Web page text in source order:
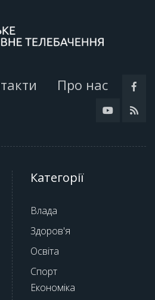
Про нас
Категорії
Влада
Здоров'я
Освіта
Спорт
Економіка